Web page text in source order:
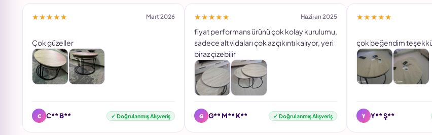
★★★★★ Mart 2026
Çok güzeller
C C** B** ✓ Doğrulanmış Alışveriş
★★★★★ Haziran 2025
fiyat performans ürünü çok kolay kurulumu,
sadece alt vidaları çok az çıkıntı kalıyor, yeri
biraz çizebilir
G G** M** K** ✓ Doğrulanmış Alışveriş
★★★★★
çok beğendim
Y Y** Ş**